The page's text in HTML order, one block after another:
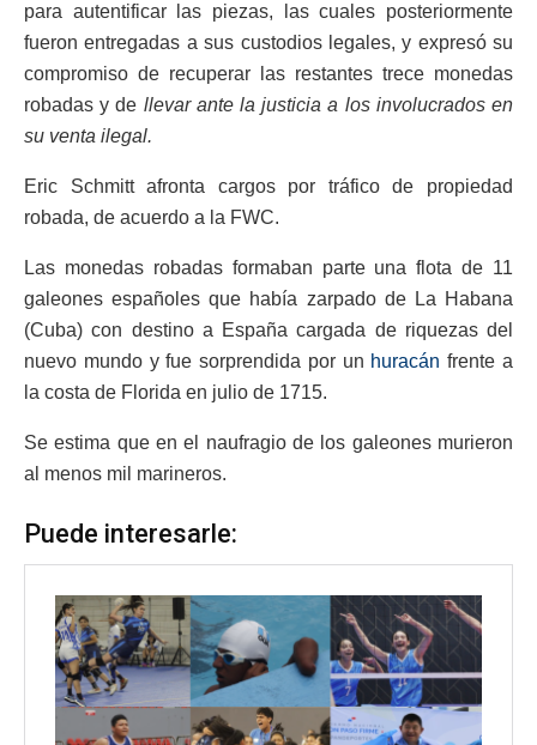
para autentificar las piezas, las cuales posteriormente
fueron entregadas a sus custodios legales, y expresó su
compromiso de recuperar las restantes trece monedas
robadas y de llevar ante la justicia a los involucrados en
su venta ilegal.
Eric Schmitt afronta cargos por tráfico de propiedad
robada, de acuerdo a la FWC.
Las monedas robadas formaban parte una flota de 11
galeones españoles que había zarpado de La Habana
(Cuba) con destino a España cargada de riquezas del
nuevo mundo y fue sorprendida por un huracán frente a
la costa de Florida en julio de 1715.
Se estima que en el naufragio de los galeones murieron
al menos mil marineros.
Puede interesarle: